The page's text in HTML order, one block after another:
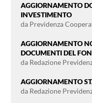
AGGIORNAMENTO
INVESTIMENTO
da Previdenza
AGGIORNAMENTO
DOCUMENTI DEL
da Redazione
AGGIORNAMENTO
da Redazione